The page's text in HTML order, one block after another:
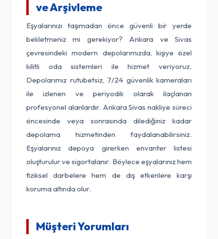
ve Arşivleme
Eşyalarınızı taşımadan önce güvenli bir yerde
bekletmeniz mi gerekiyor? Ankara ve Sivas
çevresindeki modern depolarımızda, kişiye özel
kilitli oda sistemleri ile hizmet veriyoruz.
Depolarımız rutubetsiz, 7/24 güvenlik kameraları
ile izlenen ve periyodik olarak ilaçlanan
profesyonel alanlardır. Ankara Sivas nakliye süreci
öncesinde veya sonrasında dilediğiniz kadar
depolama hizmetinden faydalanabilirsiniz.
Eşyalarınız depoya girerken envanter listesi
oluşturulur ve sigortalanır. Böylece eşyalarınız hem
fiziksel darbelere hem de dış etkenlere karşı
koruma altında olur.
Müşteri Yorumları